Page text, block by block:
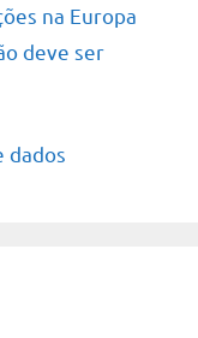
na Europa
deve ser
dados